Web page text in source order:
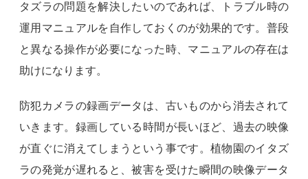
タズラの問題を解決したいのであれば、トラブル時の
運用マニュアルを自作しておくのが効果的です。普段
と異なる操作が必要になった時、マニュアルの存在は
助けになります。
防犯カメラの録画データは、古いものから消去されて
いきます。録画している時間が長いほど、過去の映像
が直ぐに消えてしまうという事です。植物園のイタズ
ラの発覚が遅れると、被害を受けた瞬間の映像データ